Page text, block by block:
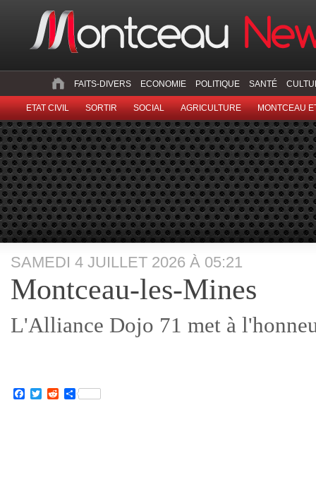
FAITS-DIVERS ECONOMIE POLITIQUE SANTÉ
ETAT CIVIL SORTIR SOCIAL AGRICULTURE MONTCEAU
SAMEDI 4 JUILLET 2026 À 05:21
Montceau-les-Mines
L'Alliance Dojo 71 met à
Facebook
TwitterRedditPartager